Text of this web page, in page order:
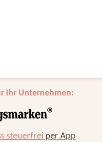
Ihr Unternehmen:
steuerfrei per App